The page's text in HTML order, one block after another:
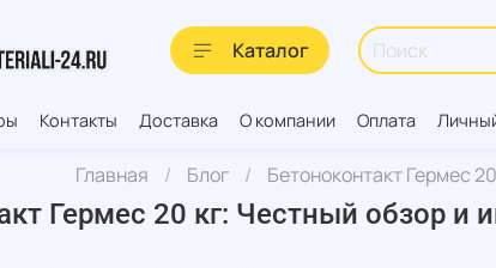
Каталог
Контакты Доставка О компании Оплата
Главная Блог Бетоноконтакт Гермес
Гермес 20 кг: Честный обзор и